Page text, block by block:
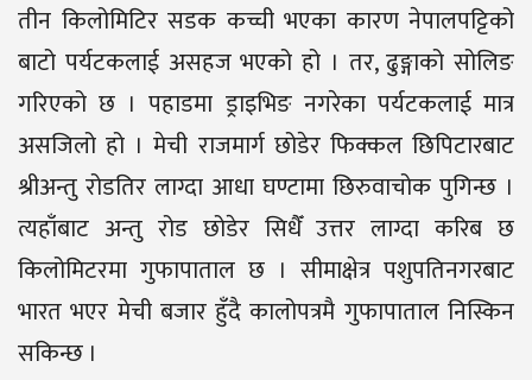
तीन किलोमिटिर सडक कच्ची भएका कारण नेपालपट्टिको
बाटो पर्यटकलाई असहज भएको हो । तर, ढुङ्गाको सोलिङ
गरिएको छ । पहाडमा ड्राइभिङ नगरेका पर्यटकलाई मात्र
असजिलो हो । मेची राजमार्ग छोडेर फिक्कल छिपिटारबाट
श्रीअन्तु रोडतिर लाग्दा आधा घण्टामा छिरुवाचोक पुगिन्छ ।
त्यहाँबाट अन्तु रोड छोडेर सिधैँ उत्तर लाग्दा करिब छ
किलोमिटरमा गुफापाताल छ । सीमाक्षेत्र पशुपतिनगरबाट
भारत भएर मेची बजार हुँदै कालोपत्रमै गुफापाताल निस्किन
सकिन्छ ।